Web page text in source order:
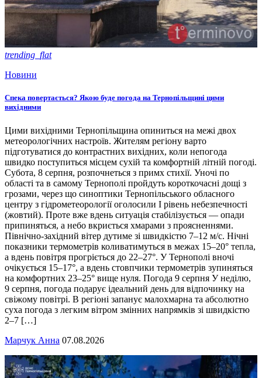
trending_flat
Новини
Спека повертається? Якою буде погода на Тернопільщині цими
вихідними
Цими вихідними Тернопільщина опиниться на межі двох
метеорологічних настроїв. Жителям регіону варто
підготуватися до контрастних вихідних, коли непогода
швидко поступиться місцем сухій та комфортній літній погоді.
Субота, 8 серпня, розпочнеться з примх стихії. Уночі по
області та в самому Тернополі пройдуть короткочасні дощі з
грозами, через що синоптики Тернопільського обласного
центру з гідрометеорології оголосили І рівень небезпечності
(жовтий). Проте вже вдень ситуація стабілізується — опади
припиняться, а небо вкриється хмарами з проясненнями.
Північно-західний вітер дутиме зі швидкістю 7–12 м/с. Нічні
показники термометрів коливатимуться в межах 15–20° тепла,
а вдень повітря прогріється до 22–27°. У Тернополі вночі
очікується 15–17°, а вдень стовпчики термометрів зупиняться
на комфортних 23–25° вище нуля. Погода 9 серпня У неділю,
9 серпня, погода подарує ідеальний день для відпочинку на
свіжому повітрі. В регіоні запанує малохмарна та абсолютно
суха погода з легким вітром змінних напрямків зі швидкістю
2–7 […]
Марчук Анна 07.08.2026